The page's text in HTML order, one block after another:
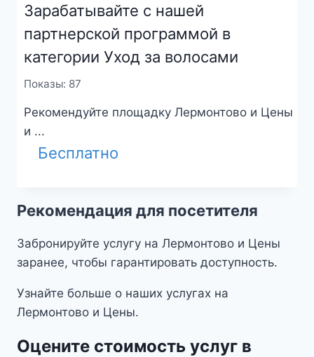
Зарабатывайте с нашей
партнерской программой в
категории Уход за волосами
Показы: 87
Рекомендуйте площадку Лермонтово и Цены
и ...
Бесплатно
Рекомендация для посетителя
Забронируйте услугу на Лермонтово и Цены
заранее, чтобы гарантировать доступность.
Узнайте больше о наших услугах на
Лермонтово и Цены.
Оцените стоимость услуг в